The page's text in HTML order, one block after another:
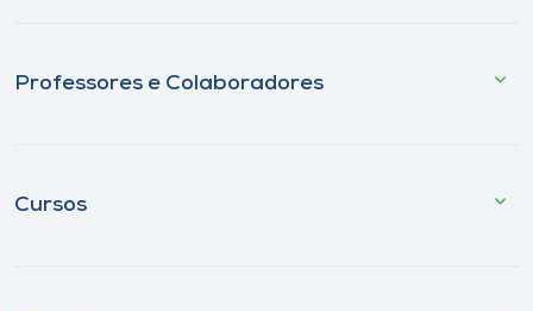
Professores e Colaboradores
Cursos